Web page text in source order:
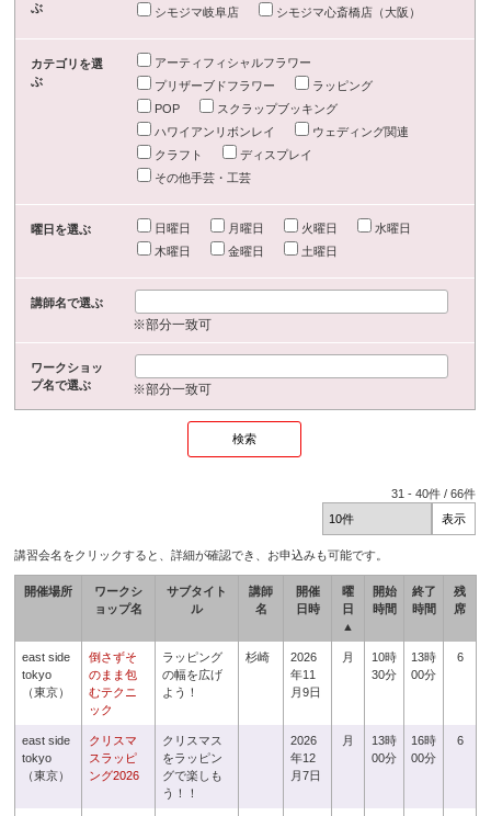
ぶ
シモジマ岐阜店
シモジマ心斎橋店（大阪）
カテゴリを選
ぶ
アーティフィシャルフラワー
プリザーブドフラワー
ラッピング
POP
スクラップブッキング
ハワイアンリボンレイ
ウェディング関連
クラフト
ディスプレイ
その他手芸・工芸
曜日を選ぶ 日曜日 月曜日 火曜日
水曜日
木曜日
金曜日 土曜日
講師名で選ぶ
※部分一致可
ワークショッ
プ名で選ぶ
※部分一致可
31 -40件 /66件
講習会名をクリックすると、詳細が確認でき、お申込みも可能です。
開催場所
ワークシ
ョップ名
サブタイト
ル
講師
名
開催
日時
曜
日
▲
開始
時間
終了
時間
残
席
east side
tokyo
（東京）
倒さずそ
のまま包
むテクニ
ック
ラッピング
の幅を広げ
よう！
杉崎
2026
年11
月9日
月
10時
30分
13時
00分
6
east side
tokyo
（東京）
クリスマ
スラッピ
ング2026
クリスマス
をラッピン
グで楽しも
う！！
2026
年12
月7日
月
13時
00分
16時
00分
6